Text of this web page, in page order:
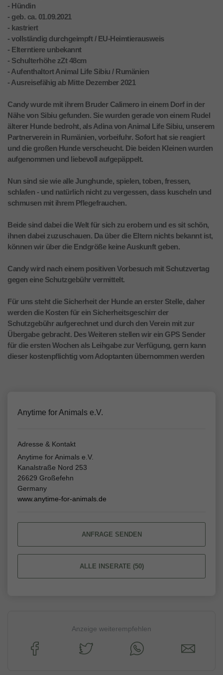
- Hündin
- geb. ca. 01.09.2021
- kastriert
- vollständig durchgeimpft / EU-Heimtierausweis
- Elterntiere unbekannt
- Schulterhöhe zZt 48cm
- Aufenthaltort Animal Life Sibiu / Rumänien
- Ausreisefähig ab Mitte Dezember 2021
Candy wurde mit ihrem Bruder Calimero in einem Dorf in der
Nähe von Sibiu gefunden. Sie wurden gerade von einem Rudel
älterer Hunde bedroht, als Adina von Animal Life Sibiu, unserem
Partnerverein in Rumänien, vorbeifuhr. Sofort hat sie reagiert
und die großen Hunde verscheucht. Die beiden Kleinen wurden
aufgenommen und liebevoll aufgepäppelt.
Nun sind sie wie alle Junghunde, spielen, toben, fressen,
schlafen - und natürlich nicht zu vergessen, dass kuscheln und
schmusen mit ihrem Pflegefrauchen.
Beide sind dabei die Welt für sich zu erobern und es sit schön,
ihnen dabei zuzuschauen. Da über die Eltern nichts bekannt ist,
können wir über die Endgröße keine Auskunft geben.
Candy wird nach einem positiven Vorbesuch mit Schutzvertag
gegen eine Schutzgebühr vermittelt.
Für uns steht die Sicherheit der Hunde an erster Stelle, daher
werden die Kosten für ein Sicherheitsgeschirr der
Schutzgebühr aufgerechnet und durch den Verein mit zur
Übergabe gebracht. Des Weiteren stellen wir ein GPS Sender
für die ersten Wochen als Leihgabe zur Verfügung, gern kann
dieser kostenpflichtig vom Adoptanten übernommen werden
Anytime for Animals e.V.
Adresse & Kontakt
Anytime for Animals e.V.
Kanalstraße Nord 253
26629 Großefehn
Germany
www.anytime-for-animals.de
ANFRAGE SENDEN
ALLE INSERATE (50)
Anzeige weiterempfehlen